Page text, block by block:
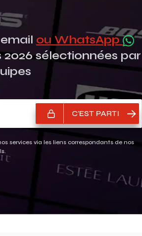
ou WhatsApp
sélectionnées par
Votre adresse mail
C'EST PARTI
services via les liens correspondants de nos